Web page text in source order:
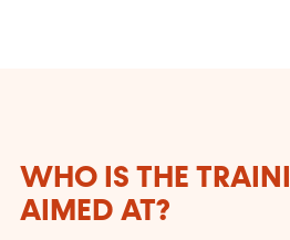
WHO IS THE
AIMED AT?